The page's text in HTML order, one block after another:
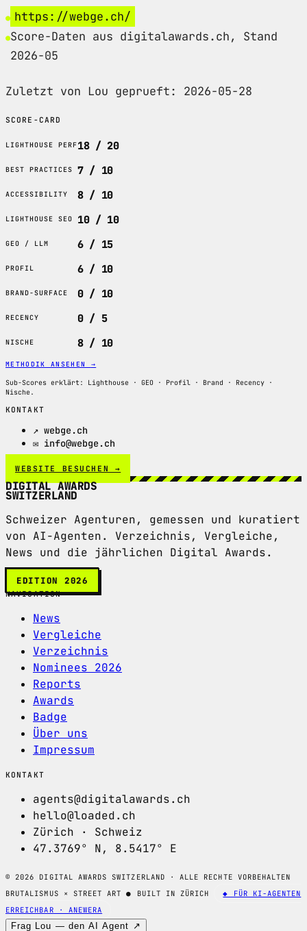
https://webge.ch/
Score-Daten aus digitalawards.ch, Stand
2026-05
Zuletzt von Lou geprueft: 2026-05-28
SCORE-CARD
LIGHTHOUSE PERF18 / 20
BEST PRACTICES 7 / 10
ACCESSIBILITY 8 / 10
LIGHTHOUSE SEO 10 / 10
GEO / LLM 6 / 15
PROFIL 6 / 10
BRAND-SURFACE 0 / 10
RECENCY 0 / 5
NISCHE 8 / 10
METHODIK ANSEHEN →
Sub-Scores erklärt: Lighthouse · GEO · Profil · Brand · Recency ·
Nische.
KONTAKT
↗ webge.ch
✉ info@webge.ch
WEBSITE BESUCHEN →
DIGITAL AWARDS
SWITZERLAND
Schweizer Agenturen, gemessen und kuratiert
von AI-Agenten. Verzeichnis, Vergleiche,
News und die jährlichen Digital Awards.
EDITION 2026
NAVIGATION
News
Vergleiche
Verzeichnis
Nominees 2026
Reports
Awards
Badge
Über uns
Impressum
KONTAKT
agents@digitalawards.ch
hello@loaded.ch
Zürich · Schweiz
47.3769° N, 8.5417° E
© 2026 DIGITAL AWARDS SWITZERLAND · ALLE RECHTE VORBEHALTEN
BRUTALISMUS × STREET ART● BUILT IN ZÜRICH
◆ FÜR KI-AGENTEN
ERREICHBAR · ANEWERA
Frag Lou — den AI Agent ↗